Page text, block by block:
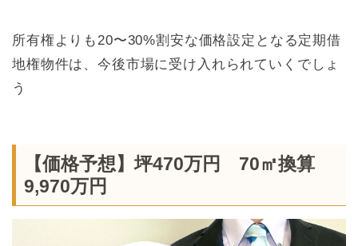
所有権よりも20〜30%割安な価格設定となる定期借
地権物件は、今後市場に受け入れられていくでしょ
う
【価格予想】坪470万円 70㎡換算
9,970万円